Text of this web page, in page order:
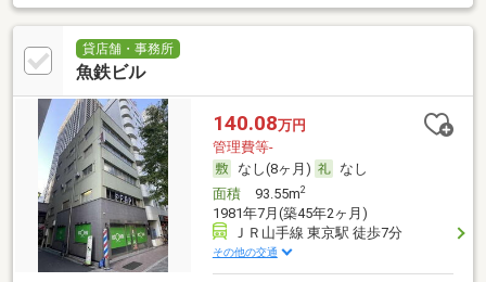
貸店舗・事務所
魚鉄ビル
140.08万円
管理費等-
なし(8ヶ月)
なし
面積93.55m2
1981年7月(築45年2ヶ月)
ＪＲ山手線 東京駅 徒歩7分
その他の交通